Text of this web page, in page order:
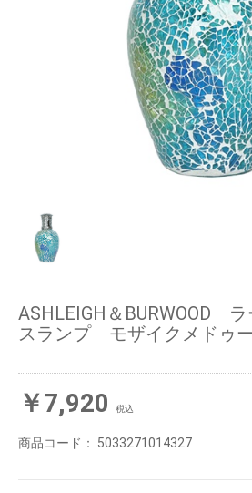
ASHLEIGH＆BURWOOD
スランプ モザイクメドゥ
￥7,920 税込
商品コード： 5033271014327